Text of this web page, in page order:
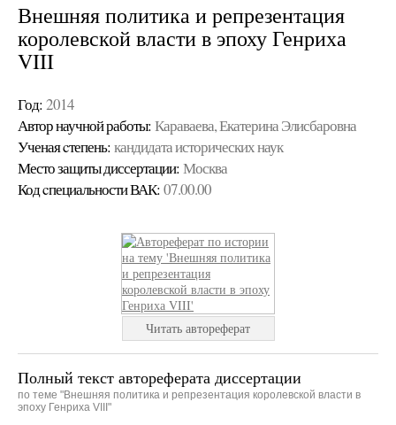
Внешняя политика и репрезентация
королевской власти в эпоху Генриха
VIII
Год: 2014
Автор научной работы: Караваева, Екатерина Элисбаровна
Ученая cтепень: кандидата исторических наук
Место защиты диссертации: Москва
Код cпециальности ВАК: 07.00.00
Читать автореферат
Полный текст автореферата диссертации
по теме "Внешняя политика и репрезентация королевской власти в
эпоху Генриха VIII"